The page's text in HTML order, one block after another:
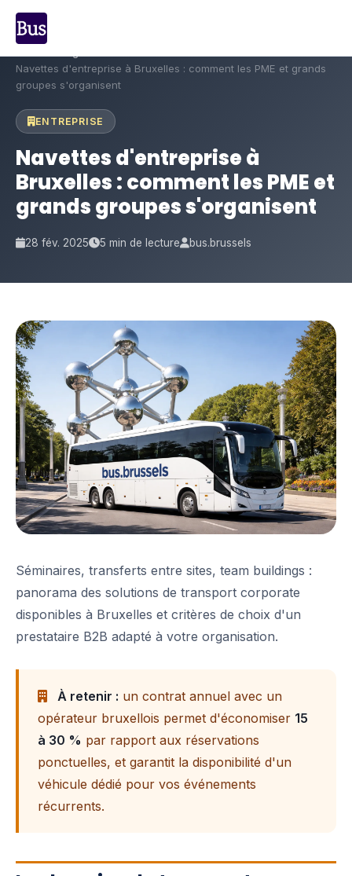
Navettes d'entreprise à Bruxelles : comment les PME et grands
groupes s'organisent
ENTREPRISE
Navettes d'entreprise à
Bruxelles : comment les PME et
grands groupes s'organisent
28 fév. 2025 5 min de lecture bus.brussels
Séminaires, transferts entre sites, team buildings :
panorama des solutions de transport corporate
disponibles à Bruxelles et critères de choix d'un
prestataire B2B adapté à votre organisation.
À retenir : un contrat annuel avec un
opérateur bruxellois permet d'économiser 15
à 30 % par rapport aux réservations
ponctuelles, et garantit la disponibilité d'un
véhicule dédié pour vos événements
récurrents.